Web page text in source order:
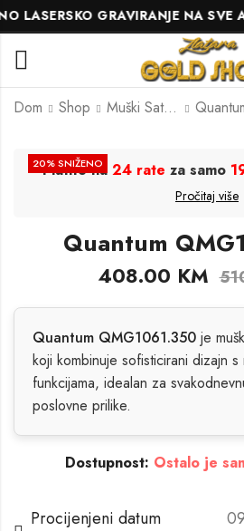
GRAVIRANJE NA SVE
Dom Shop Muški Satovi
20% SNIŽENO
Platite na 24 rate za samo
Pročitaj više
Quantum
408.00 KM
Quantum QMG1061.350 je
koji kombinuje sofisticirani dizajn s
funkcijama, idealan za
poslovne prilike.
Dostupnost: Ostalo je
Procijenjeni datum